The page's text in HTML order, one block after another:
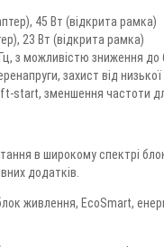
45 Вт (відкрита рамка)
23 Вт (відкрита рамка)
з можливістю зниження до
захист від
start, зменшення частоти
в широкому спектрі
додатків.
живлення, EcoSmart,